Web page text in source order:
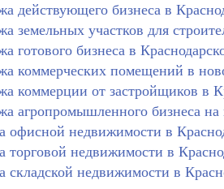
действующего бизнеса в
земельных участков для
готового бизнеса в
коммерческих помещений в
коммерции от застройщиков в
агропромышленного бизнеса
офисной недвижимости в
торговой недвижимости в
складской недвижимости в